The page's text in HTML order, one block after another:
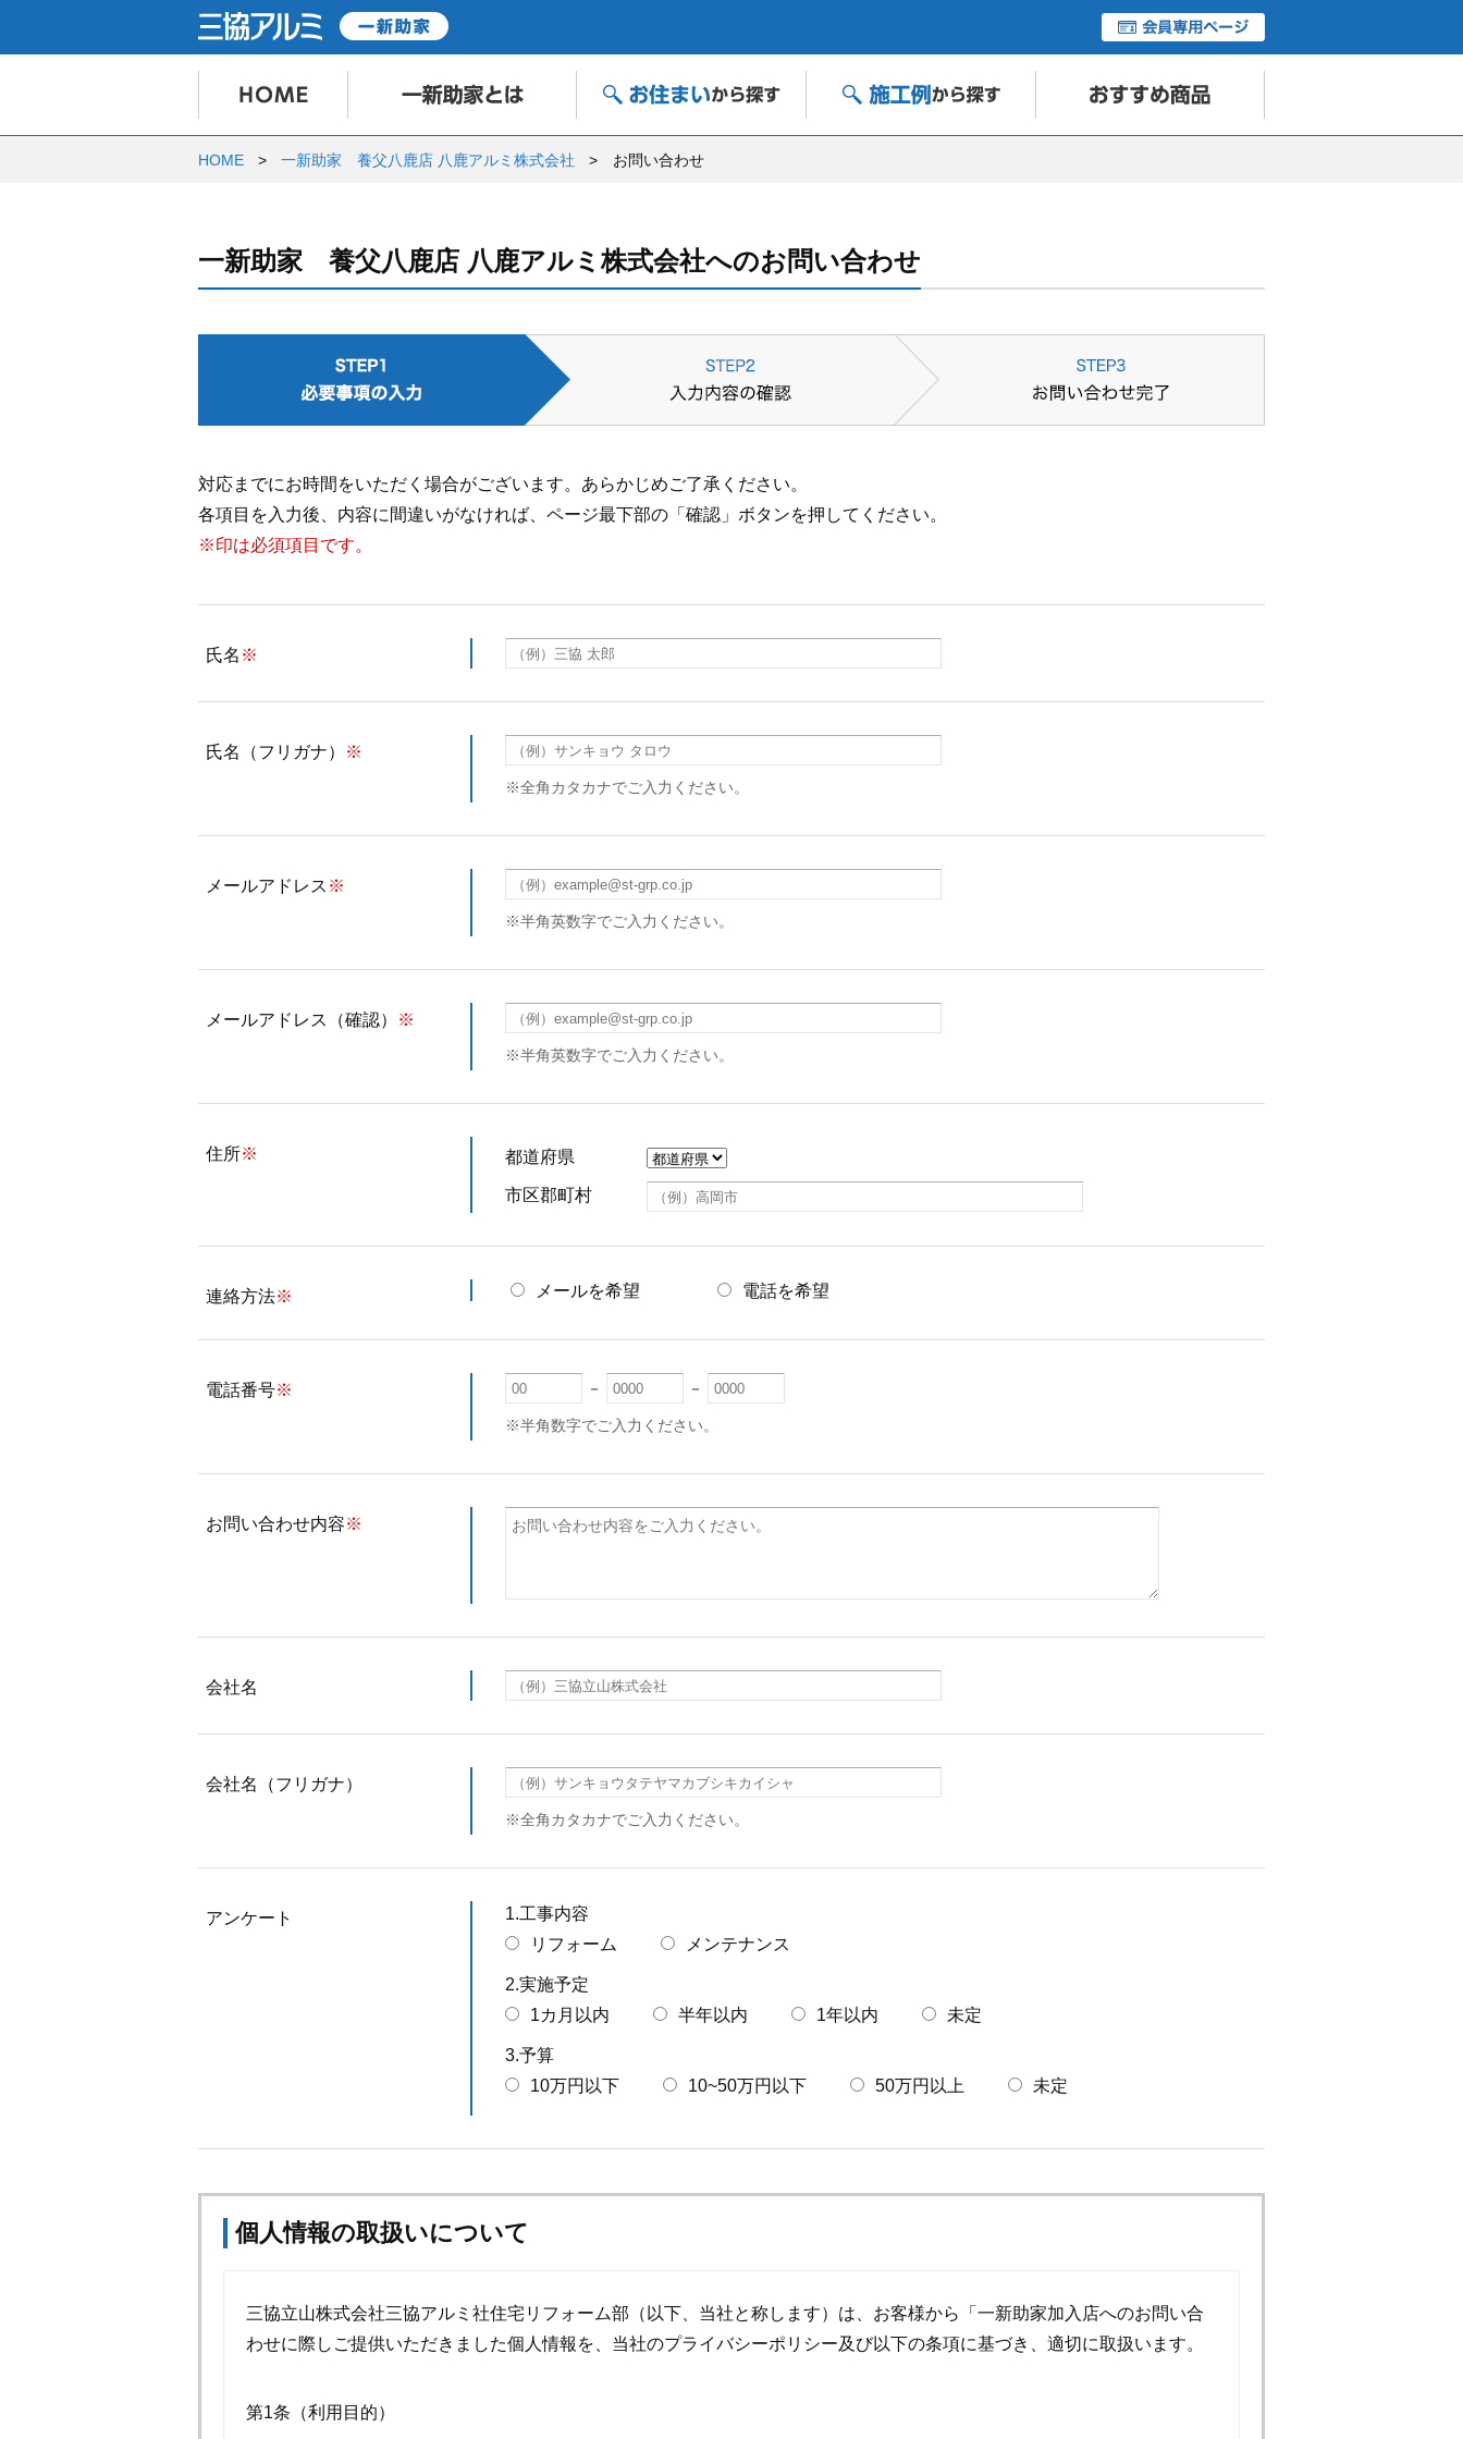
HOME 一新助家 養父八鹿店 八鹿アルミ株式会社 お問い合わせ
一新助家 養父八鹿店 八鹿アルミ株式会社へのお問い合わせ
対応までにお時間をいただく場合がございます。あらかじめご了承ください。
各項目を入力後、内容に間違いがなければ、ページ最下部の「確認」ボタンを押してください。
※印は必須項目です。
氏名 ※
氏名（フリガナ） ※
※全角カタカナでご入力ください。
メールアドレス ※
※半角英数字でご入力ください。
メールアドレス（確認） ※
※半角英数字でご入力ください。
住所※ 都道府県
市区郡町村
連絡方法※ メールを希望 電話を希望
電話番号※ － －
※半角数字でご入力ください。
お問い合わせ内容※
会社名
会社名（フリガナ）
※全角カタカナでご入力ください。
アンケート
1.工事内容
リフォーム
メンテナンス
2.実施予定
1カ月以内
半年以内 1年以内 未定
3.予算
10万円以下
10~50万円以下 50万円以上 未定
個人情報の取扱いについて
三協立山株式会社三協アルミ社住宅リフォーム部（以下、当社と称します）は、お客様から「一新助家加入店へのお問い合
わせに際しご提供いただきました個人情報を、当社のプライバシーポリシー及び以下の条項に基づき、適切に取扱います。
第1条（利用目的）